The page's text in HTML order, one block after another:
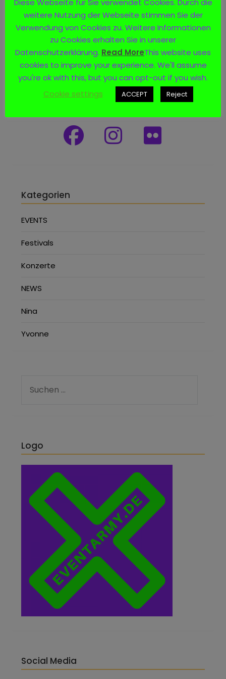
Social Media
Kategorien
EVENTS
Festivals
Konzerte
NEWS
Nina
Yvonne
Logo
Social Media
Diese Webseite für Sie verwendet Cookies. Durch die
weitere Nutzung der Webseite stimmen Sie der
Verwendung von Cookies zu. Weitere Informationen
zu Cookies erhalten Sie in unserer
Datenschutzerklärung. Read MoreThis website uses
cookies to improve your experience. We'll assume
you're ok with this, but you can opt-out if you wish.
Cookie settings
ACCEPT Reject